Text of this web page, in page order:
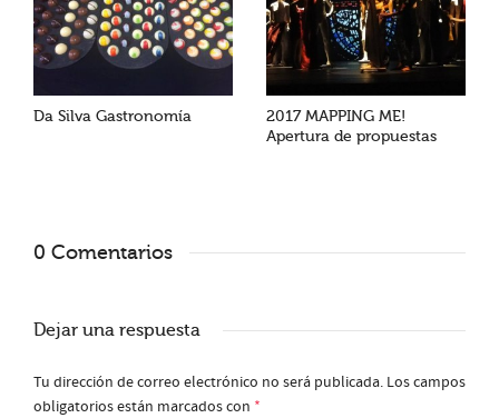
Da Silva Gastronomía
2017 MAPPING ME!
Apertura de propuestas
0 Comentarios
Dejar una respuesta
Tu dirección de correo electrónico no será publicada. Los campos
obligatorios están marcados con *